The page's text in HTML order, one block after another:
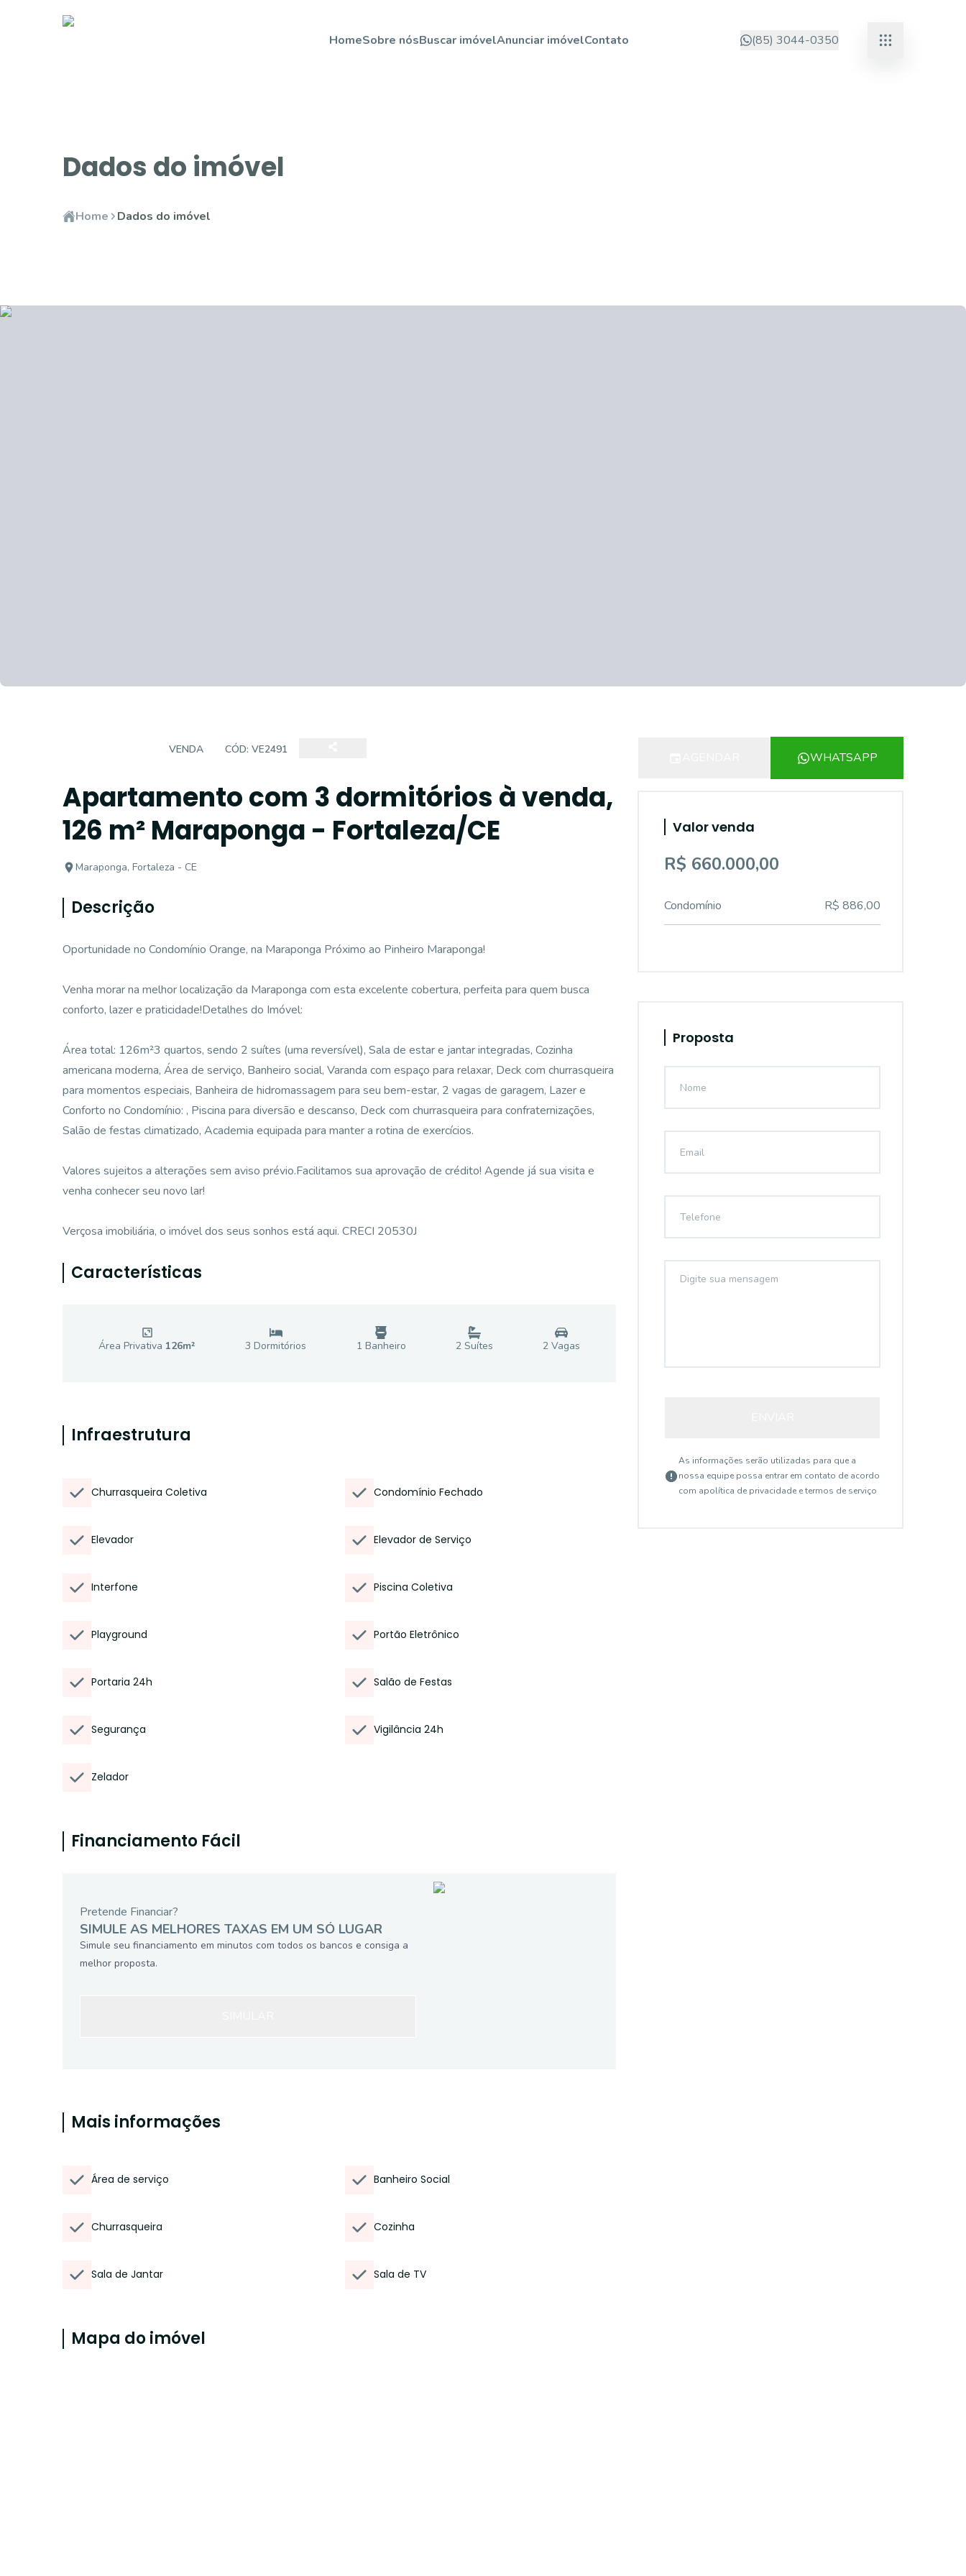
HomeSobre nósBuscar imóvelAnunciar imóvelContato (85) 3044-0350
Dados do imóvel
Home Dados do imóvel
VENDA CÓD: VE2491
Apartamento com 3 dormitórios à venda,
126 m² Maraponga - Fortaleza/CE
Maraponga, Fortaleza - CE
Descrição
Oportunidade no Condomínio Orange, na Maraponga Próximo ao Pinheiro Maraponga!
Venha morar na melhor localização da Maraponga com esta excelente cobertura, perfeita para quem busca
conforto, lazer e praticidade!Detalhes do Imóvel:
Área total: 126m²3 quartos, sendo 2 suítes (uma reversível), Sala de estar e jantar integradas, Cozinha
americana moderna, Área de serviço, Banheiro social, Varanda com espaço para relaxar, Deck com churrasqueira
para momentos especiais, Banheira de hidromassagem para seu bem-estar, 2 vagas de garagem, Lazer e
Conforto no Condomínio: , Piscina para diversão e descanso, Deck com churrasqueira para confraternizações,
Salão de festas climatizado, Academia equipada para manter a rotina de exercícios.
Valores sujeitos a alterações sem aviso prévio.Facilitamos sua aprovação de crédito! Agende já sua visita e
venha conhecer seu novo lar!
Verçosa imobiliária, o imóvel dos seus sonhos está aqui. CRECI 20530J
Características
Área Privativa 126m² 3 Dormitórios 1 Banheiro 2Suítes 2 Vagas
Infraestrutura
Churrasqueira Coletiva Condomínio Fechado
Elevador Elevador de Serviço
Interfone Piscina Coletiva
Playground Portão Eletrônico
Portaria 24h Salão de Festas
Segurança Vigilância 24h
Zelador
Financiamento Fácil
Pretende Financiar?
SIMULE AS MELHORES TAXAS EM UM SÓ LUGAR
Simule seu financiamento em minutos com todos os bancos e consiga a
melhor proposta.
Mais informações
Área de serviço Banheiro Social
Churrasqueira Cozinha
Sala de Jantar Sala de TV
Mapa do imóvel
WHATSAPP
Valor venda
R$ 660.000,00
Condomínio R$ 886,00
Proposta
As informações serão utilizadas para que a
nossa equipe possa entrar em contato de acordo
com apolítica de privacidade e termos de serviço